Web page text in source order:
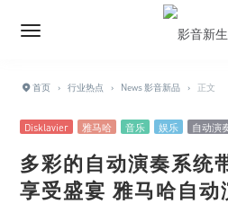
首页 › 行业热点 › News 影音新品 › 正文
Disklavier 雅马哈 音乐 娱乐 自动演
多彩的自动演奏系统
享受盛宴 雅马哈自动